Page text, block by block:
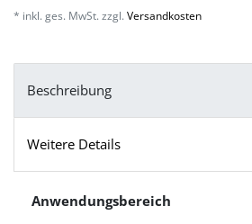
* inkl. ges. MwSt. zzgl. Versandkosten
Beschreibung
Weitere Details
Anwendungsbereich